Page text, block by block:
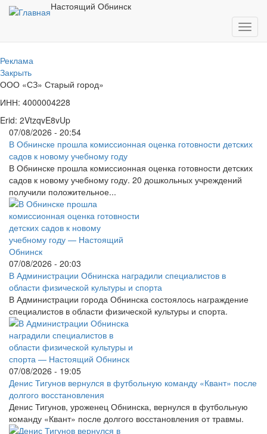
Перейти
содержанию
Настоящий Обнинск
Реклама
Закрыть
ООО «СЗ» Старый город»
ИНН: 4000004228
Erid: 2VtzqvE8vUp
07/08/2026 - 20:54
В Обнинске прошла комиссионная оценка готовности детских
садов к новому учебному году
В Обнинске прошла комиссионная оценка готовности детских
садов к новому учебному году. 20 дошкольных учреждений
получили положительное...
07/08/2026 - 20:03
В Администрации Обнинска наградили специалистов в
области физической культуры и спорта
В Администрации города Обнинска состоялось награждение
специалистов в области физической культуры и спорта.
07/08/2026 - 19:05
Денис Тигунов вернулся в футбольную команду «Квант» после
долгого восстановления
Денис Тигунов, уроженец Обнинска, вернулся в футбольную
команду «Квант» после долгого восстановления от травмы.